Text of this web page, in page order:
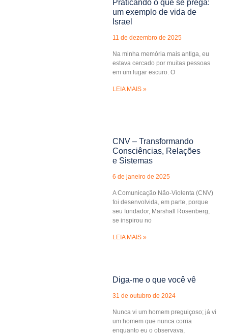
Praticando o que se prega:
um exemplo de vida de
Israel
11 de dezembro de 2025
Na minha memória mais antiga, eu
estava cercado por muitas pessoas
em um lugar escuro. O
LEIA MAIS »
CNV – Transformando
Consciências, Relações
e Sistemas
6 de janeiro de 2025
A Comunicação Não-Violenta (CNV)
foi desenvolvida, em parte, porque
seu fundador, Marshall Rosenberg,
se inspirou no
LEIA MAIS »
Diga-me o que você vê
31 de outubro de 2024
Nunca vi um homem preguiçoso; já vi
um homem que nunca corria
enquanto eu o observava,